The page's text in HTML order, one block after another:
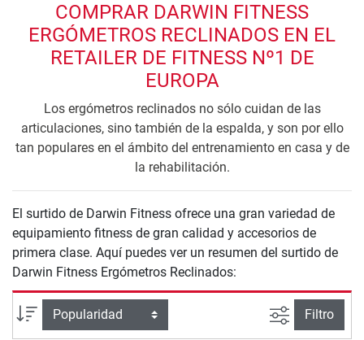
COMPRAR DARWIN FITNESS
ERGÓMETROS RECLINADOS EN EL
RETAILER DE FITNESS Nº1 DE
EUROPA
Los ergómetros reclinados no sólo cuidan de las
articulaciones, sino también de la espalda, y son por ello
tan populares en el ámbito del entrenamiento en casa y de
la rehabilitación.
El surtido de Darwin Fitness ofrece una gran variedad de
equipamiento fitness de gran calidad y accesorios de
primera clase. Aquí puedes ver un resumen del surtido de
Darwin Fitness Ergómetros Reclinados:
Ordenar por Busqueda
Filtro